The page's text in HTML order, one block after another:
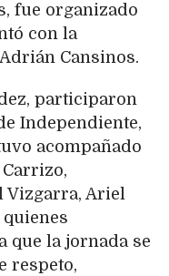
fue organizado
con la
Cansinos.
participaron
Independiente,
acompañado
Vizgarra, Ariel
que la jornada se
respeto,